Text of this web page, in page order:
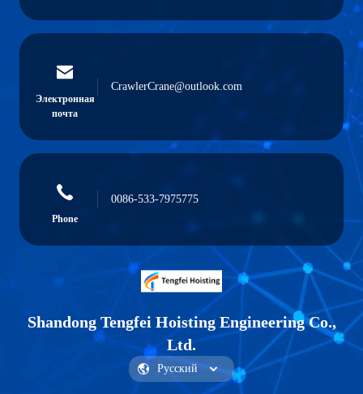
Электронная
почта
CrawlerCrane@outlook.com
Phone
0086-533-7975775
Shandong Tengfei Hoisting Engineering Co.,
Ltd.